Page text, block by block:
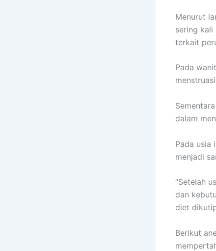
Menurut
sering kali
terkait
Pada
dalam
Pada usia
menjadi
“Setelah
dan
diet
Berikut